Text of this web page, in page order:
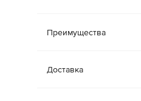
Преимущества
Доставка